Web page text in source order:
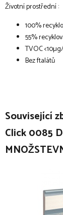
Životní prostřední :
100%
55%
TVOC
Bez ftalátů
Související
Click 0085